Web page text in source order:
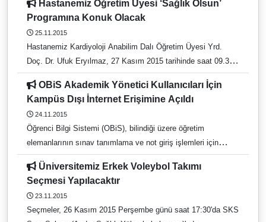
kontenjanın %75’i (600 kişi) Üniversitemiz son sınıf
öğrencilerine, %25’i (200 kişi) Aydın’da il sınırları içinde
ikamet etmekte olan mezun öğrencilere ayrılmıştır.
Programına Konuk Olacak
25.11.2015
Hastanemiz Kardiyoloji Anabilim Dalı Öğretim Üyesi Yrd.
Doç. Dr. Ufuk Eryılmaz, 27 Kasım 2015 tarihinde saat 09.30
da TRT HABER Kanalında yayınlanacak olan ‘Sağlık Olsun’
programında konuk olacak. Yrd. Doç. Dr. Ufuk Eryılmaz,
canlı olarak yayınlanacak program da kalp yetersizliği
hastalarında Kalp Pilleri ve Kardiyak Resenkronizasyon
Tedavisi hakkında bilgi verecek.
Kampüs Dışı İnternet Erişimine Açıldı
24.11.2015
Öğrenci Bilgi Sistemi (OBiS), bilindiği üzere öğretim
elemanlarının sınav tanımlama ve not giriş işlemleri için
internet erişimine (kampüs dışı) açılmıştı. Ders, Derslik,
Öğretim Programı, Şubeleştirme işlemlerinin internet
üzerinden (kampüs dışından da) yapılabilmesi için OBiS
üzerinde gerekli teknik düzenlemeler yapılarak, akademik
yönetici kullanıcılarının (dekan, müdür, bölüm başkanı, bölüm
Seçmesi Yapılacaktır
23.11.2015
Seçmeler, 26 Kasım 2015 Perşembe günü saat 17:30'da SKS